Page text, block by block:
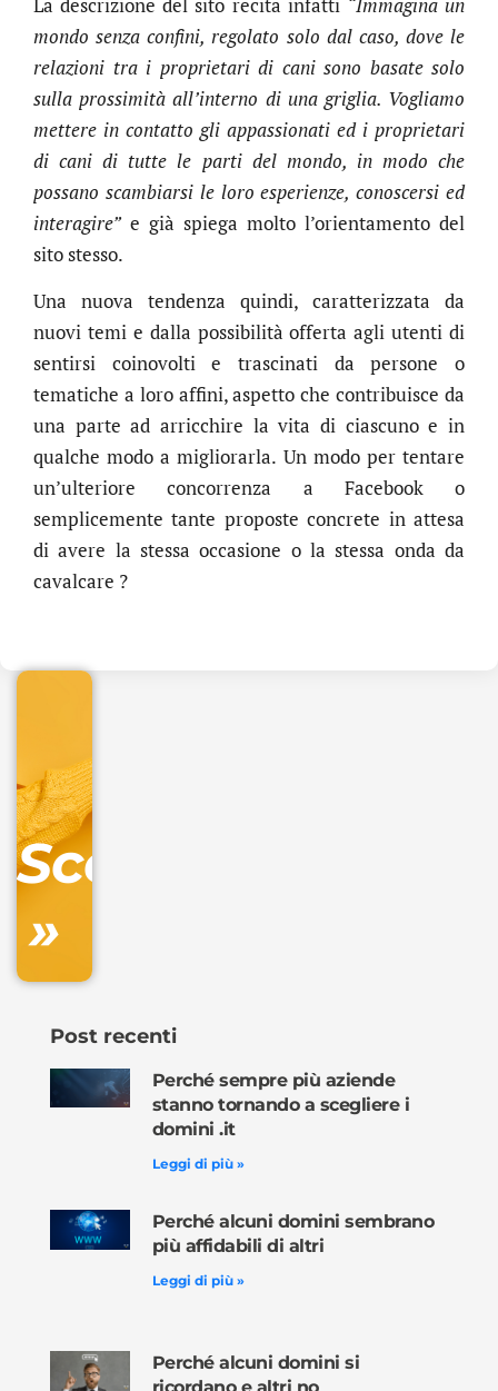
mondo senza confini, regolato solo dal caso, dove le
relazioni tra i proprietari di cani sono basate solo
sulla prossimità all’interno di una griglia. Vogliamo
mettere in contatto gli appassionati ed i proprietari
di cani di tutte le parti del mondo, in modo che
possano scambiarsi le loro esperienze, conoscersi ed
interagire” e già spiega molto l’orientamento del
sito stesso.
Una nuova tendenza quindi, caratterizzata da
nuovi temi e dalla possibilità offerta agli utenti di
sentirsi coinovolti e trascinati da persone o
tematiche a loro affini, aspetto che contribuisce da
una parte ad arricchire la vita di ciascuno e in
qualche modo a migliorarla. Un modo per tentare
un’ulteriore concorrenza a Facebook o
semplicemente tante proposte concrete in attesa
di avere la stessa occasione o la stessa onda da
cavalcare ?
Scopri
»
.online
Post recenti
Perché sempre più aziende
stanno tornando a scegliere i
domini .it
Leggi di più »
Perché alcuni domini sembrano
più affidabili di altri
Leggi di più »
Perché alcuni domini si